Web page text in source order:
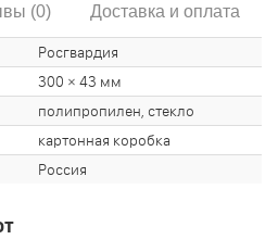
(0) Доставка и оплата
Росгвардия
300 × 43 мм
полипропилен, стекло
картонная коробка
Россия